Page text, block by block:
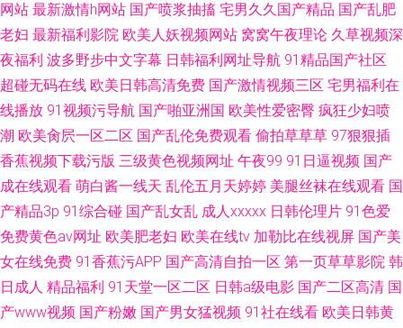
网站 最新激情h网站 国产喷浆抽搐 宅男久久国产精品 国产乱肥
老妇 最新福利影院 欧美人妖视频网站 窝窝午夜理论 久草视频深
夜福利 波多野步中文字幕 日韩福利网址导航 91精品国产社区
超碰无码在线 欧美日韩高清免费 国产激情视频三区 宅男福利在
线播放 91视频污导航 国产啪亚洲国 欧美性爱密臀 疯狂少妇喷
潮 欧美肏屄一区二区 国产乱伦免费观看 偷拍草草草 97狠狠插
香蕉视频下载污版 三级黄色视频网址 午夜99 91日逼视频 国产
成在线观看 萌白酱一线天 乱伦五月天婷婷 美腿丝袜在线观看 国
产精品3p 91综合碰 国产乱女乱 成人xxxxx 日韩伦理片 91色爱
免费黄色av网址 欧美肥老妇 欧美在线tv 加勒比在线视屏 国产美
女在线免费 91香蕉污APP 国产高清自拍一区 第一页草草影院 韩
日成人 精品福利 91天堂一区二区 日韩a级电影 国产二区高清 国
产www视频 国产粉嫩 国产男女猛视频 91社在线看 欧美日韩黄